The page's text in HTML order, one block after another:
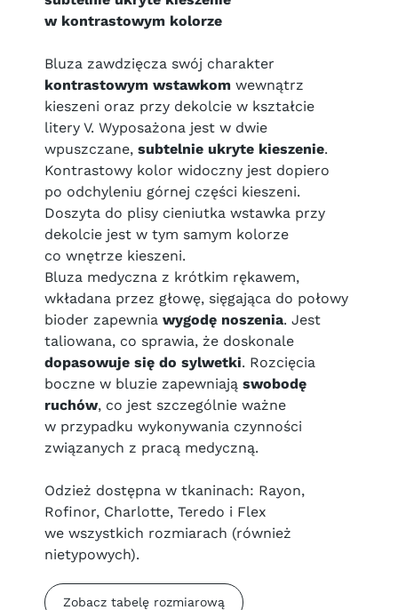
w kontrastowym kolorze
Bluza zawdzięcza swój charakter
kontrastowym wstawkom wewnątrz
kieszeni oraz przy dekolcie w kształcie
litery V. Wyposażona jest w dwie
wpuszczane, subtelnie ukryte kieszenie.
Kontrastowy kolor widoczny jest dopiero
po odchyleniu górnej części kieszeni.
Doszyta do plisy cieniutka wstawka przy
dekolcie jest w tym samym kolorze
co wnętrze kieszeni.
Bluza medyczna z krótkim rękawem,
wkładana przez głowę, sięgająca do połowy
bioder zapewnia wygodę noszenia. Jest
taliowana, co sprawia, że doskonale
dopasowuje się do sylwetki. Rozcięcia
boczne w bluzie zapewniają swobodę
ruchów, co jest szczególnie ważne
w przypadku wykonywania czynności
związanych z pracą medyczną.
Odzież dostępna w tkaninach: Rayon,
Rofinor, Charlotte, Teredo i Flex
we wszystkich rozmiarach (również
nietypowych).
Zobacz tabelę rozmiarową